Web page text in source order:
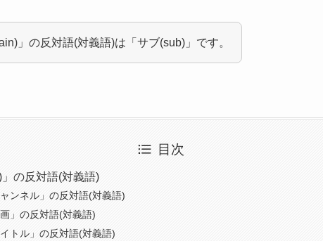
」の反対語(対義語)は「サブ(sub)」です。
目次
」の反対語(対義語)
ャンネル」の反対語(対義語)
画」の反対語(対義語)
イトル」の反対語(対義語)